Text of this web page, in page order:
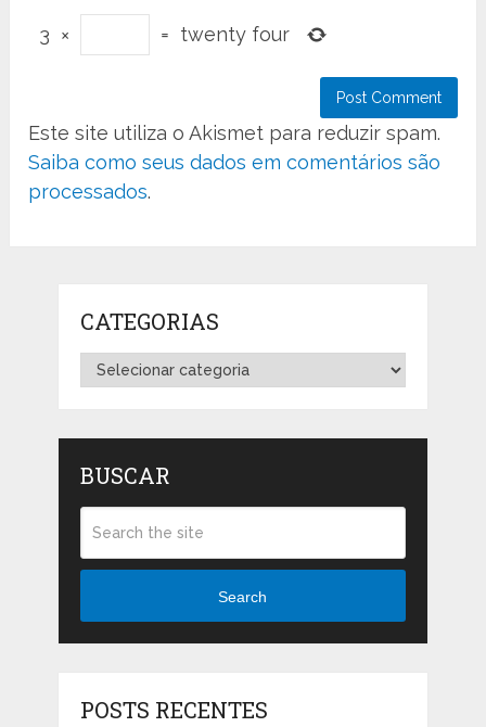
3 × = twenty four
Este site utiliza o Akismet para reduzir spam.
Saiba como seus dados em comentários são
processados.
CATEGORIAS
Categorias
BUSCAR
Search
POSTS RECENTES